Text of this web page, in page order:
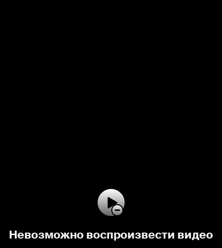
Невозможно воспроизвести видео